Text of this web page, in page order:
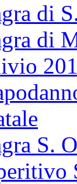
di
di
S.